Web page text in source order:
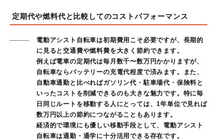
定期代や燃料代と比較してのコストパフォーマンス
電動アシスト自転車は初期費用こそ必要ですが、長期的
に見ると交通費や燃料費を大きく節約できます。
例えば電車の定期代は毎月数千〜数万円かかりますが、
自転車ならバッテリーの充電代程度で済みます。また、
自動車通勤と比べればガソリン代・駐車場代・保険料と
いったコストを削減できるのも大きな魅力です。特に毎
日同じルートを移動する人にとっては、1年単位で見れば
数万円以上の節約につながることもあります。
経済的で環境にも優しい移動手段として、電動アシスト
自転車は通勤・通学に十分活用できる存在です。